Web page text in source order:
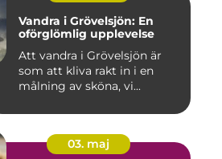
Vandra i Grövelsjön: En
oförglömlig upplevelse
Att vandra i Grövelsjön är
som att kliva rakt in i en
målning av sköna, vi...
03. maj